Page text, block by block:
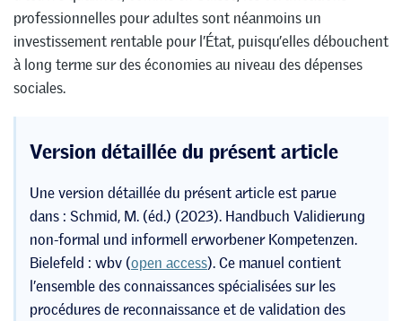
professionnelles pour adultes sont néanmoins un
investissement rentable pour l’État, puisqu’elles débouchent
à long terme sur des économies au niveau des dépenses
sociales.
Version détaillée du présent article
Une version détaillée du présent article est parue
dans : Schmid, M. (éd.) (2023). Handbuch Validierung
non-formal und informell erworbener Kompetenzen.
Bielefeld : wbv (open access). Ce manuel contient
l’ensemble des connaissances spécialisées sur les
procédures de reconnaissance et de validation des